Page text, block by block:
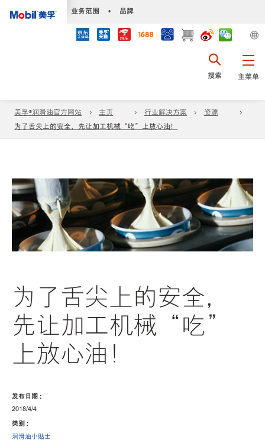
业务范围 • 品牌
主菜单
搜索
美孚®润滑油官方网站 主页 行业解决方案
资源
为了舌尖上的安全，先让加工机械“吃”上放心油！
为了舌尖上的安全，
先让加工机械“吃”
上放心油！
发布日期 :
2018/4/4
类别 :
润滑油小贴士